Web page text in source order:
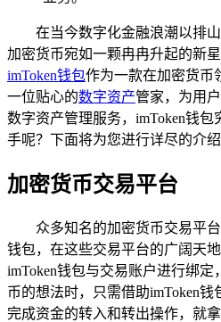
在当今数字化金融浪潮以排
加密货币宛如一颗冉冉升起的新
imToken钱包作为一款在加密货币
一位贴心的数字资产管家，为用
数字资产管理服务，imToken钱
手呢？下面将为您进行详尽的介绍
加密货币交易平台
众多知名的加密货币交易平
钱包，在这些交易平台的广阔天
imToken钱包与交易账户进行绑
币的想法时，只需借助imToken
完成资金的转入和转出操作，就